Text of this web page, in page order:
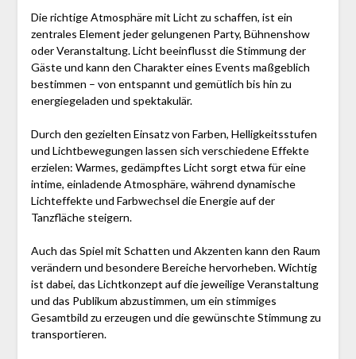
Die richtige Atmosphäre mit Licht zu schaffen, ist ein
zentrales Element jeder gelungenen Party, Bühnenshow
oder Veranstaltung. Licht beeinflusst die Stimmung der
Gäste und kann den Charakter eines Events maßgeblich
bestimmen – von entspannt und gemütlich bis hin zu
energiegeladen und spektakulär.
Durch den gezielten Einsatz von Farben, Helligkeitsstufen
und Lichtbewegungen lassen sich verschiedene Effekte
erzielen: Warmes, gedämpftes Licht sorgt etwa für eine
intime, einladende Atmosphäre, während dynamische
Lichteffekte und Farbwechsel die Energie auf der
Tanzfläche steigern.
Auch das Spiel mit Schatten und Akzenten kann den Raum
verändern und besondere Bereiche hervorheben. Wichtig
ist dabei, das Lichtkonzept auf die jeweilige Veranstaltung
und das Publikum abzustimmen, um ein stimmiges
Gesamtbild zu erzeugen und die gewünschte Stimmung zu
transportieren.